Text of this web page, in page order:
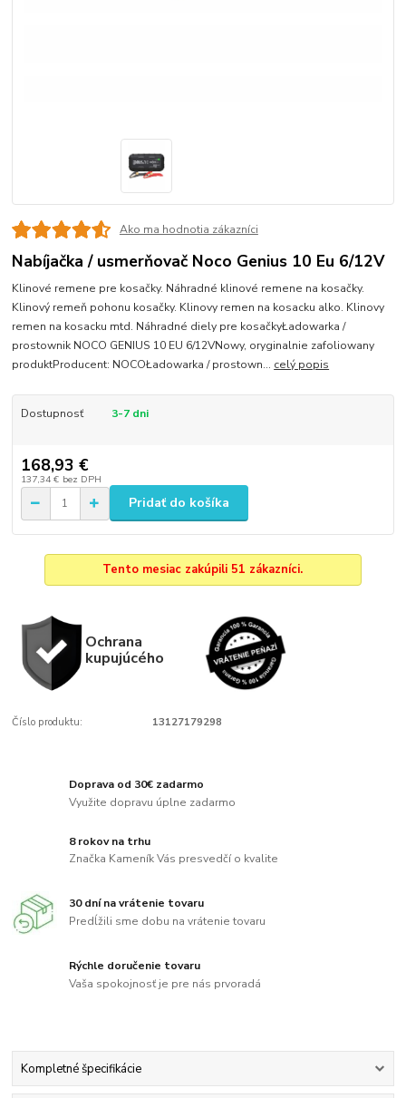
Ako ma hodnotia zákazníci
Nabíjačka / usmerňovač Noco Genius 10 Eu 6/12V
Klinové remene pre kosačky. Náhradné klinové remene na kosačky.
Klinový remeň pohonu kosačky. Klinovy remen na kosacku alko. Klinovy
remen na kosacku mtd. Náhradné diely pre kosačkyŁadowarka /
prostownik NOCO GENIUS 10 EU 6/12VNowy, oryginalnie zafoliowany
produktProducent: NOCOŁadowarka / prostown... celý popis
Dostupnosť 3-7 dni
168,93 €
137,34 € bez DPH
Pridať do košíka
Tento mesiac zakúpili 51 zákazníci.
Ochrana
kupujúcého
Číslo produktu: 13127179298
Doprava od 30€ zadarmo
Využite dopravu úplne zadarmo
8 rokov na trhu
Značka Kameník Vás presvedčí o kvalite
30 dní na vrátenie tovaru
Predĺžili sme dobu na vrátenie tovaru
Rýchle doručenie tovaru
Vaša spokojnosť je pre nás prvoradá
Kompletné špecifikácie